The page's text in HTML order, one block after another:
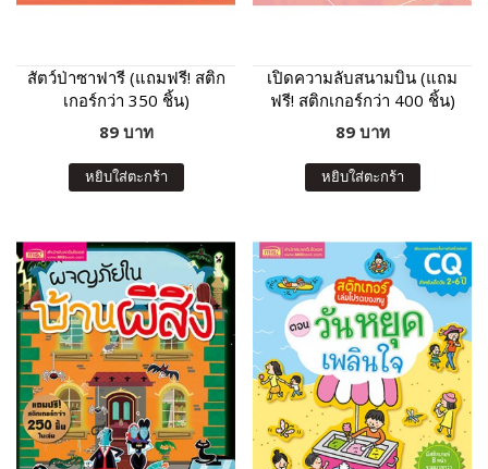
สัตว์ป่าซาฟารี (แถมฟรี! สติก
เกอร์กว่า 350 ชิ้น)
89 บาท
หยิบใส่ตะกร้า
เปิดความลับสนามบิน (แถม
ฟรี! สติกเกอร์กว่า 400 ชิ้น)
89 บาท
หยิบใส่ตะกร้า